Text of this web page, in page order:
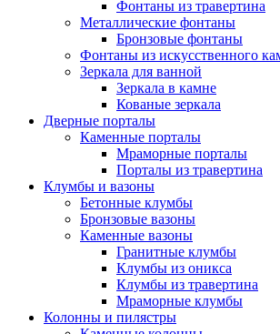
Фонтаны из травертина
Металлические фонтаны
Бронзовые фонтаны
Фонтаны из искусственного
Зеркала для ванной
Зеркала в камне
Кованые зеркала
Дверные порталы
Каменные порталы
Мраморные порталы
Порталы из травертина
Клумбы и вазоны
Бетонные клумбы
Бронзовые вазоны
Каменные вазоны
Гранитные клумбы
Клумбы из оникса
Клумбы из травертина
Мраморные клумбы
Колонны и пилястры